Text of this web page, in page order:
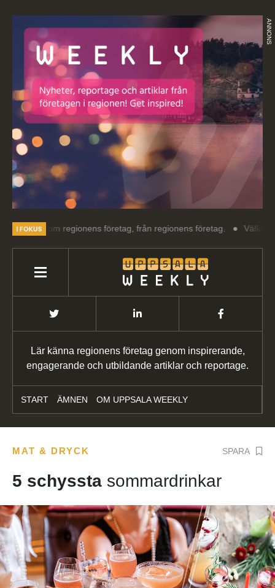
ANNONS
regionens företag, från regionens företag. Välkommen till
Lär känna regionens företag genom inspirerande,
engagerande och utbildande artiklar och reportage.
START ÄMNEN OM UPPSALA WEEKLY
MAT & DRYCK SPARA
5 schyssta sommardrinkar